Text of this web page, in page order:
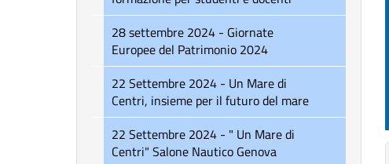
28 settembre 2024 - Giornate
Europee del Patrimonio 2024
22 Settembre 2024 - Un Mare di
Centri, insieme per il futuro del mare
22 Settembre 2024 - " Un Mare di
Centri" Salone Nautico Genova